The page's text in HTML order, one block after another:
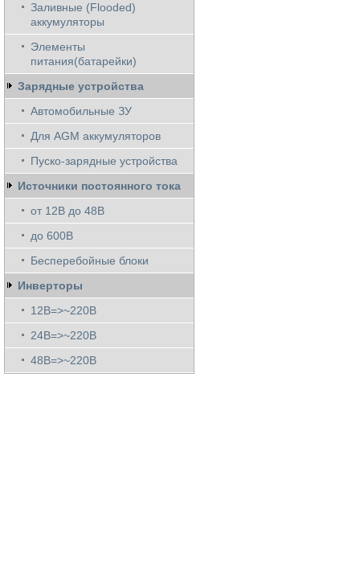
Заливные (Flooded)
аккумуляторы
Элементы
питания(батарейки)
Зарядные устройства
Автомобильные ЗУ
Для AGM аккумуляторов
Пуско-зарядные устройства
Источники постоянного тока
от 12В до 48В
до 600В
Бесперебойные блоки
Инверторы
12В=>~220В
24В=>~220В
48В=>~220В